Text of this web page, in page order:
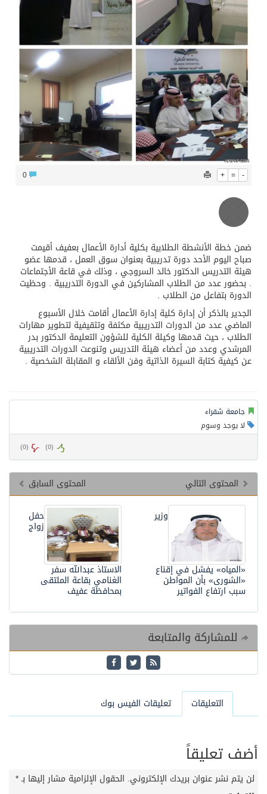
+ = -
ضمن خطة الأنشطة الطلابية بكلية أدارة الأعمال بعفيف أقيمت
صباح اليوم الأحد دورة تدريبية بعنوان سوق العمل ، قدمها عضو
هيئة التدريس الدكتور خالد السروجي ، وذلك في قاعة الأجتماعات
. بحضور عدد من الطلاب المشاركين في الدورة التدريبية . وحظيت
الدورة بتفاعل من الطلاب .
الجدير بالذكر أن إدارة كلية إدارة الأعمال أقامت خلال الأسبوع
الماضي عدد من الدورات التدريبية مكثفة وتثقيفية لتطوير مهارات
الطلاب ، حيث قدمها وكيلة الكلية للشؤون التعليمة الدكتور بدر
المرشدي وعدد من أعضاء هيئة التدريس وتنوعت الدورات التدريبية
عن كيفية كتابة السيرة الذاتية وفن الألقاء و المقابلة الشخصية .
جامعة شقراء
لا يوجد وسوم
(
0
) (
0
)
المحتوى السابق
المحتوى التالي
حفل
زواج
الاستاذ عبدالله سفر
الغنامي بقاعة الملتقى
بمحافظة عفيف
وزير
«المياه» يفشل في إقناع
«الشورى» بأن المواطن
سبب ارتفاع الفواتير
للمشاركة والمتابعة
التعليقات تعليقات الفيس بوك
أضف تعليقاً
لن يتم نشر عنوان بريدك الإلكتروني. الحقول الإلزامية مشار إليها بـ*